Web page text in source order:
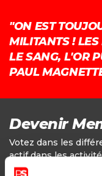
"ON EST
MILITANTS !
LE SANG, L'OR
PAUL
Devenir
Votez dans les
actif dans les
définition des